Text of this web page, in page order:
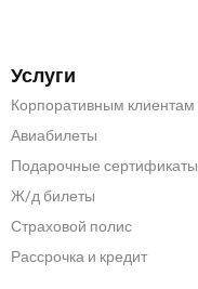
Услуги
Корпоративным клиентам
Авиабилеты
Подарочные сертификаты
Ж/д билеты
Страховой полис
Рассрочка и кредит